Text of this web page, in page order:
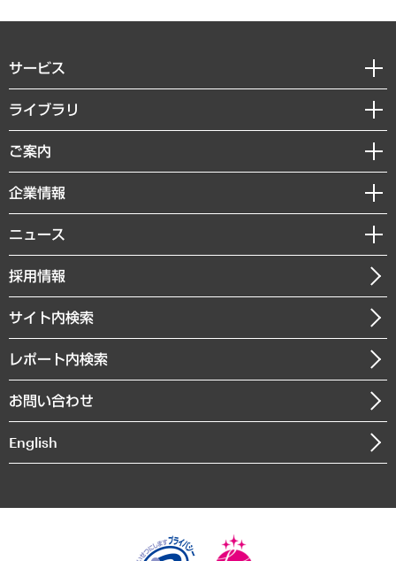
サービス
経営戦略
組織・人事戦略
デジタルイノベーション
共生・ダイバーシティ
GRC（ガバナンス・リスク・コンプライアンス）・防災（政策）
経済・産業・雇用・労働
まちづくり・観光・交通・スポーツ・スマートシティ
自然資源・農林水産業・食料システム
ライブラリ
経済調査
レポート
コラム
経営用語集
受託・受注実績（官公庁関連）
メディア掲載・出演
ご案内
セミナー・イベント情報
MUFGビジネスセミナー
受託案件情報
企業情報
私たちの想い
社長メッセージ
会社概要
沿革
組織図・本部部室紹介
インドネシア現地法人
個人情報保護方針
ニュース
ニュースリリース
お知らせ
採用情報
サイト内検索
レポート内検索
お問い合わせ
English